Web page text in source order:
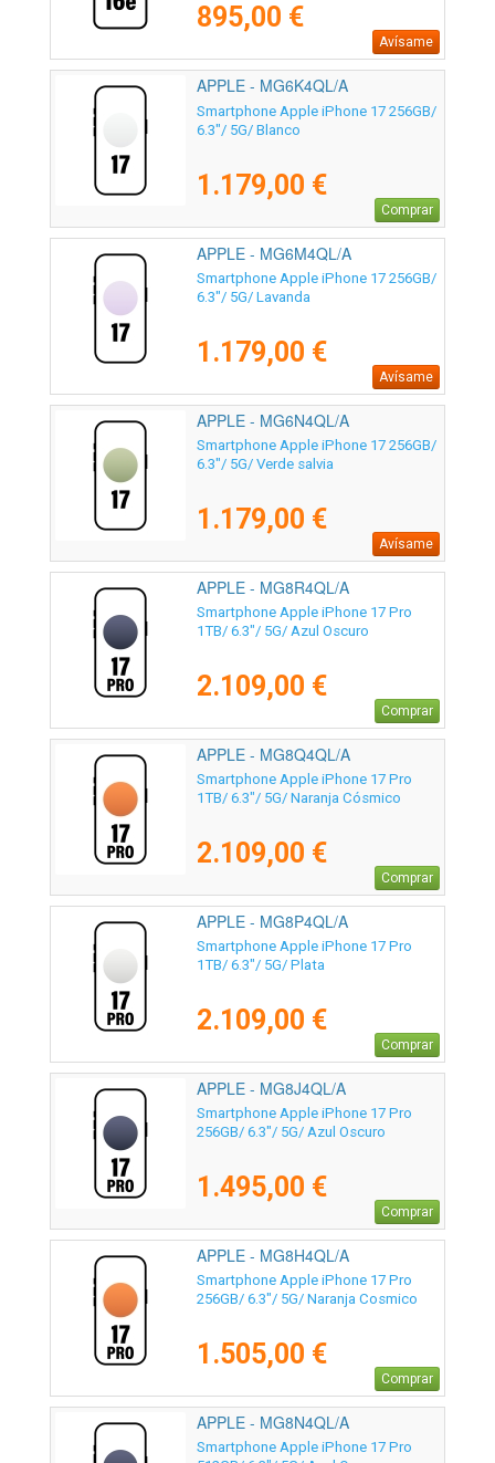
895,00 €
Avísame
APPLE - MG6K4QL/A
Smartphone Apple iPhone 17 256GB/
6.3"/ 5G/ Blanco
1.179,00 €
Comprar
APPLE - MG6M4QL/A
Smartphone Apple iPhone 17 256GB/
6.3"/ 5G/ Lavanda
1.179,00 €
Avísame
APPLE - MG6N4QL/A
Smartphone Apple iPhone 17 256GB/
6.3"/ 5G/ Verde salvia
1.179,00 €
Avísame
APPLE - MG8R4QL/A
Smartphone Apple iPhone 17 Pro
1TB/ 6.3"/ 5G/ Azul Oscuro
2.109,00 €
Comprar
APPLE - MG8Q4QL/A
Smartphone Apple iPhone 17 Pro
1TB/ 6.3"/ 5G/ Naranja Cósmico
2.109,00 €
Comprar
APPLE - MG8P4QL/A
Smartphone Apple iPhone 17 Pro
1TB/ 6.3"/ 5G/ Plata
2.109,00 €
Comprar
APPLE - MG8J4QL/A
Smartphone Apple iPhone 17 Pro
256GB/ 6.3"/ 5G/ Azul Oscuro
1.495,00 €
Comprar
APPLE - MG8H4QL/A
Smartphone Apple iPhone 17 Pro
256GB/ 6.3"/ 5G/ Naranja Cosmico
1.505,00 €
Comprar
APPLE - MG8N4QL/A
Smartphone Apple iPhone 17 Pro